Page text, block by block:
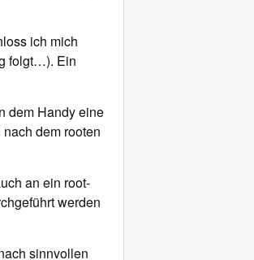
ich mich
folgt…). Ein
dem Handy eine
dem rooten
an ein root-
werden
sinnvollen